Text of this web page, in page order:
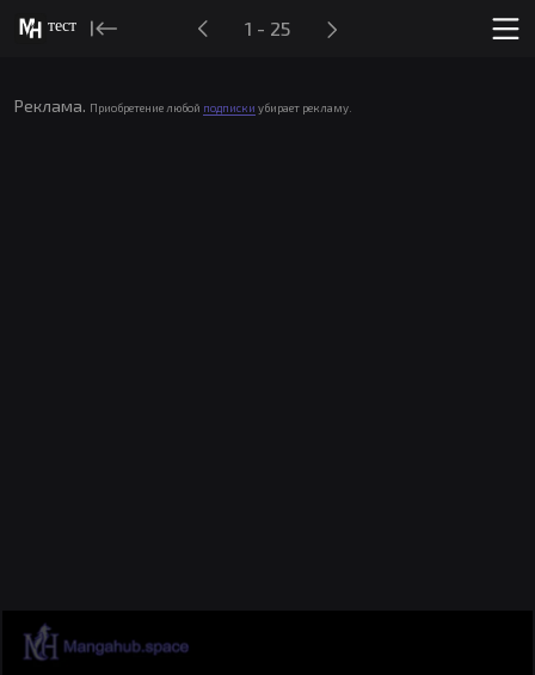
тест 1 - 25
Реклама. Приобретение любой подписки убирает рекламу.